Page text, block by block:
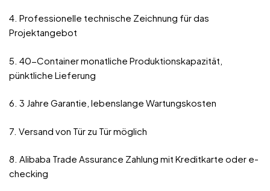
4. Professionelle technische Zeichnung für das
Projektangebot
5. 40-Container monatliche Produktionskapazität,
pünktliche Lieferung
6. 3 Jahre Garantie, lebenslange Wartungskosten
7. Versand von Tür zu Tür möglich
8. Alibaba Trade Assurance Zahlung mit Kreditkarte oder e-
checking